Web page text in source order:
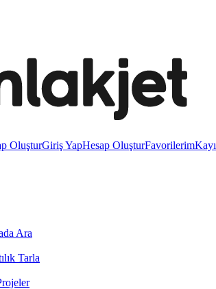
OluşturGiriş YapHesap OluşturFavorilerim
Ara
Tarla